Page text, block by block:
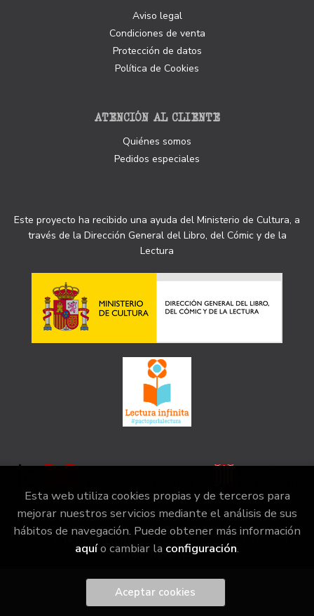
Aviso legal
Condiciones de venta
Protección de datos
Política de Cookies
ATENCIÓN AL CLIENTE
Quiénes somos
Pedidos especiales
Este proyecto ha recibido una ayuda del Ministerio de Cultura, a
través de la Dirección General del Libro, del Cómic y de la
Lectura
2026 ©la irreductible . Todos los Derechos Reservados |
Grupo Trevenque
Esta web utiliza cookies propias y de terceros para
mejorar nuestros servicios mediante el análisis de sus
hábitos de navegación. Puede obtener más información
aquío cambiar la configuración.
Aceptar cookies